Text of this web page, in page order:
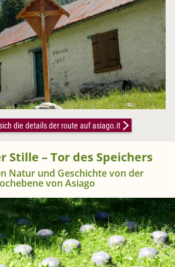
die details der route auf asiago.it
Stille – Tor des Speichers
Natur und Geschichte von der
von Asiago